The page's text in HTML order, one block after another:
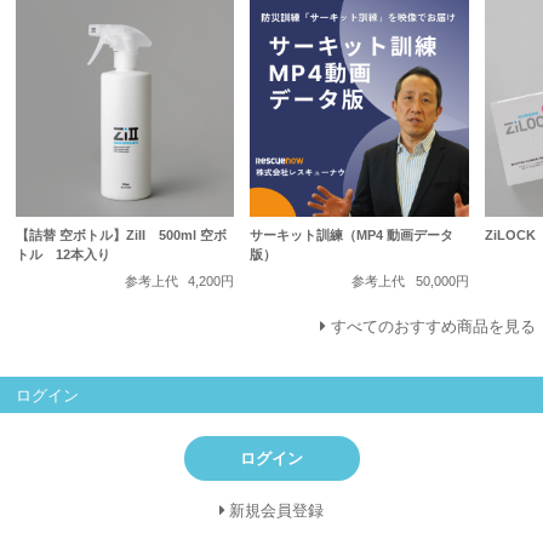
【詰替 空ボトル】ZiII 500ml 空ボ
トル 12本入り
参考上代
4,200円
サーキット訓練（MP4 動画データ
版）
参考上代
50,000円
ZiLOCK
すべてのおすすめ商品を見る
ログイン
ログイン
新規会員登録